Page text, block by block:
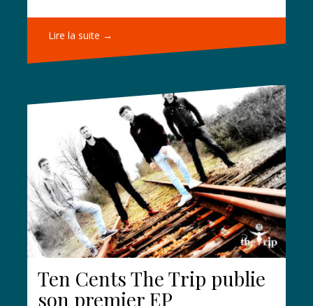
Lire la suite →
Ten Cents The Trip publie
son premier EP